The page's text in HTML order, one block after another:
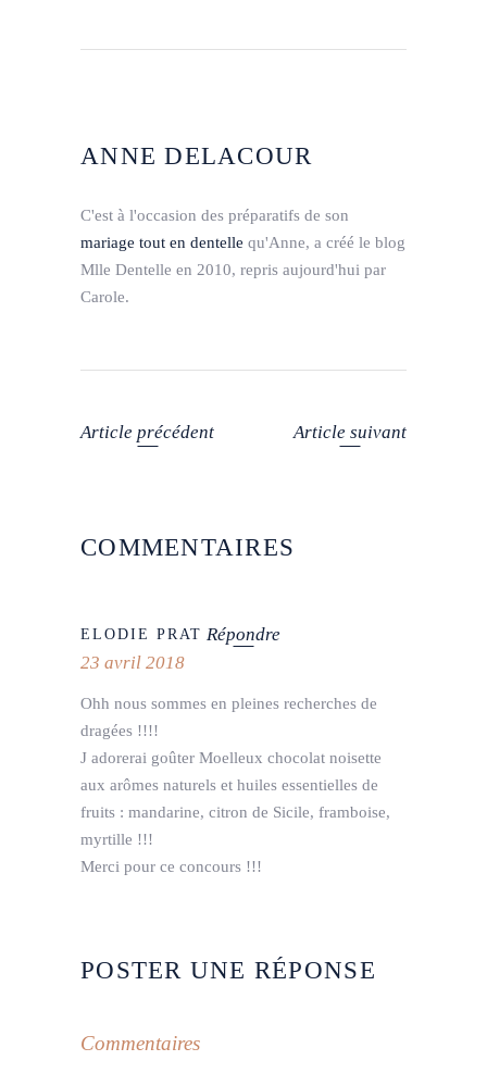
ANNE DELACOUR
C'est à l'occasion des préparatifs de son
mariage tout en dentelle qu'Anne, a créé le blog
Mlle Dentelle en 2010, repris aujourd'hui par
Carole.
Article précédent Article suivant
COMMENTAIRES
ELODIE PRAT Répondre
23 avril 2018
Ohh nous sommes en pleines recherches de
dragées !!!!
J adorerai goûter Moelleux chocolat noisette
aux arômes naturels et huiles essentielles de
fruits : mandarine, citron de Sicile, framboise,
myrtille !!!
Merci pour ce concours !!!
POSTER UNE RÉPONSE